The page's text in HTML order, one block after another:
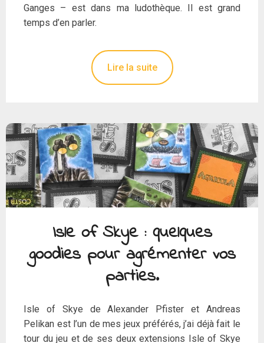
Ganges – est dans ma ludothèque. Il est grand
temps d’en parler.
Lire la suite
Isle of Skye : quelques
goodies pour agrémenter vos
parties.
Isle of Skye de Alexander Pfister et Andreas
Pelikan est l’un de mes jeux préférés, j’ai déjà fait le
tour du jeu et de ses deux extensions Isle of Skye